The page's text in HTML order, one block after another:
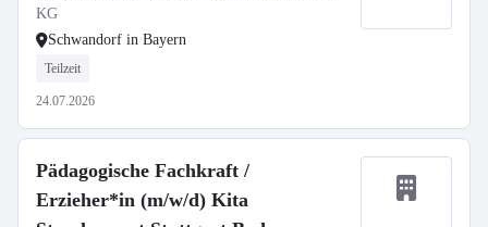
KG
Schwandorf in Bayern
Teilzeit
24.07.2026
Pädagogische Fachkraft /
Erzieher*in (m/w/d) Kita